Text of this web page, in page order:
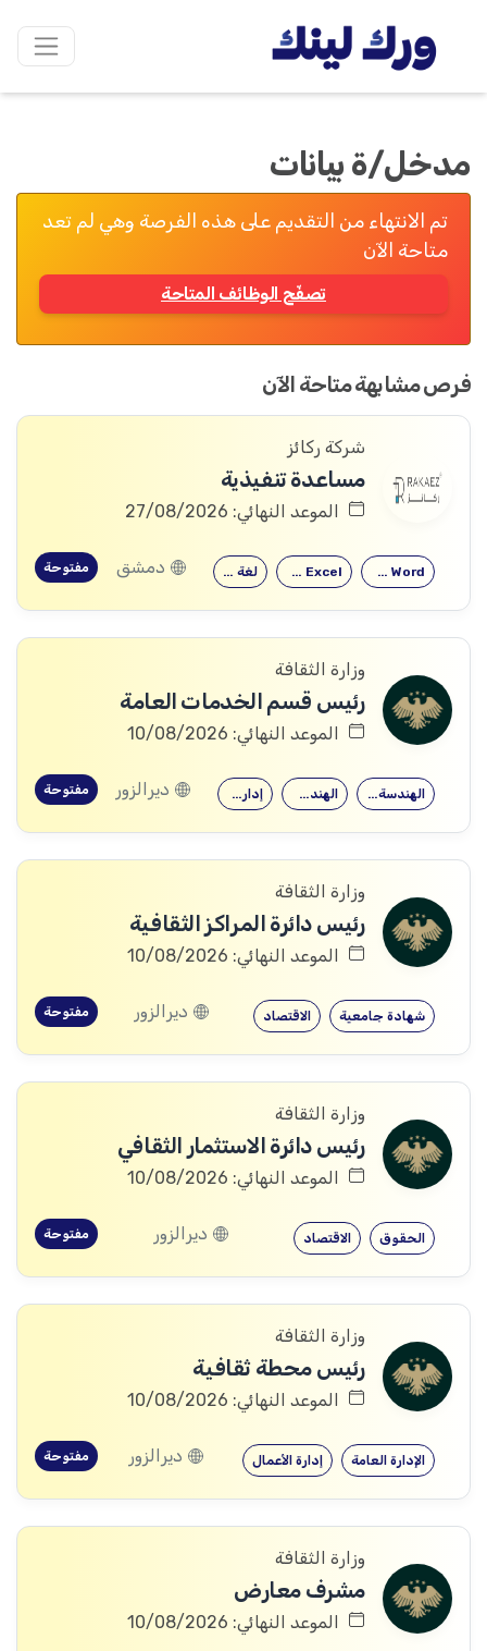
مدخل/ة بيانات
تم الانتهاء من التقديم على هذه الفرصة وهي لم تعد
متاحة الآن
تصفّح الوظائف المتاحة
فرص مشابهة متاحة الآن
شركة ركائز
مساعدة تنفيذية
الموعد النهائي: 27/08/2026
لغة إنكليزية Microsoft Excel Microsoft Word دمشق مفتوحة
وزارة الثقافة
رئيس قسم الخدمات العامة
الموعد النهائي: 10/08/2026
إدارة الأعمال الهندسة المدنية الهندسة الميكانيكية ديرالزور مفتوحة
وزارة الثقافة
رئيس دائرة المراكز الثقافية
الموعد النهائي: 10/08/2026
الاقتصاد شهادة جامعية ديرالزور مفتوحة
وزارة الثقافة
رئيس دائرة الاستثمار الثقافي
الموعد النهائي: 10/08/2026
الاقتصاد الحقوق ديرالزور مفتوحة
وزارة الثقافة
رئيس محطة ثقافية
الموعد النهائي: 10/08/2026
إدارة الأعمال الإدارة العامة ديرالزور مفتوحة
وزارة الثقافة
مشرف معارض
الموعد النهائي: 10/08/2026